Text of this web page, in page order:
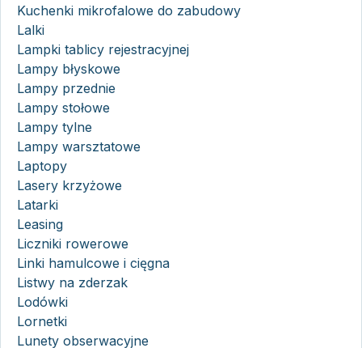
Kuchenki mikrofalowe do zabudowy
Lalki
Lampki tablicy rejestracyjnej
Lampy błyskowe
Lampy przednie
Lampy stołowe
Lampy tylne
Lampy warsztatowe
Laptopy
Lasery krzyżowe
Latarki
Leasing
Liczniki rowerowe
Linki hamulcowe i cięgna
Listwy na zderzak
Lodówki
Lornetki
Lunety obserwacyjne